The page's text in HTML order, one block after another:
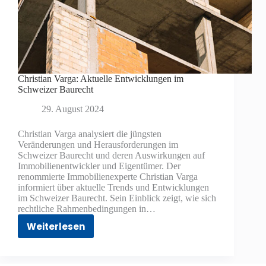
Christian Varga: Aktuelle Entwicklungen im
Schweizer Baurecht
29. August 2024
Christian Varga analysiert die jüngsten
Veränderungen und Herausforderungen im
Schweizer Baurecht und deren Auswirkungen auf
Immobilienentwickler und Eigentümer. Der
renommierte Immobilienexperte Christian Varga
informiert über aktuelle Trends und Entwicklungen
im Schweizer Baurecht. Sein Einblick zeigt, wie sich
rechtliche Rahmenbedingungen in…
Weiterlesen
Christian